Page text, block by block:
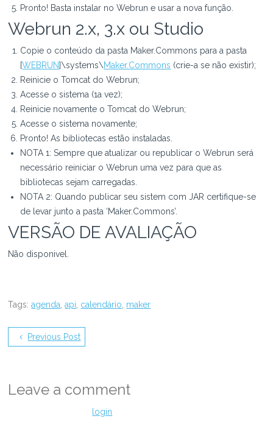
Pronto! Basta instalar no Webrun e usar a nova função.
Webrun 2.x, 3.x ou Studio
Copie o conteúdo da pasta Maker.Commons para a pasta
[WEBRUN]\systems\Maker.Commons (crie-a se não existir);
Reinicie o Tomcat do Webrun;
Acesse o sistema (1a vez);
Reinicie novamente o Tomcat do Webrun;
Acesse o sistema novamente;
Pronto! As bibliotecas estão instaladas.
NOTA 1: Sempre que atualizar ou republicar o Webrun será
necessário reiniciar o Webrun uma vez para que as
bibliotecas sejam carregadas.
NOTA 2: Quando publicar seu sistem com JAR certifique-se
de levar junto a pasta ‘Maker.Commons’.
VERSÃO DE AVALIAÇÃO
Não disponivel.
Tags: agenda ,api calendário maker
Previous Post
Leave a comment
login